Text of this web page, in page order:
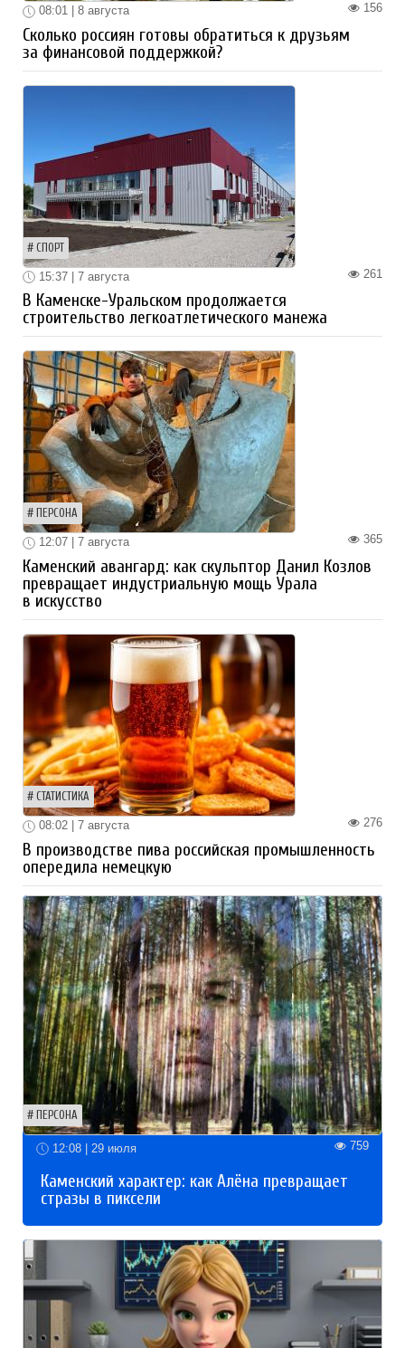
156
08:01 | 8 августа
Сколько россиян готовы обратиться к друзьям
за финансовой поддержкой?
СПОРТ
261
15:37 | 7 августа
В Каменске-Уральском продолжается
строительство легкоатлетического манежа
ПЕРСОНА
365
12:07 | 7 августа
Каменский авангард: как скульптор Данил Козлов
превращает индустриальную мощь Урала
в искусство
СТАТИСТИКА
276
08:02 | 7 августа
В производстве пива российская промышленность
опередила немецкую
ПЕРСОНА
12:08 | 29 июля 759
Каменский характер: как Алёна превращает
стразы в пиксели